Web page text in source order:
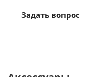
Задать вопрос